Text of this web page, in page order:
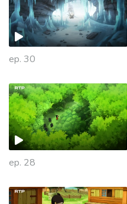
ep. 30
ep. 28